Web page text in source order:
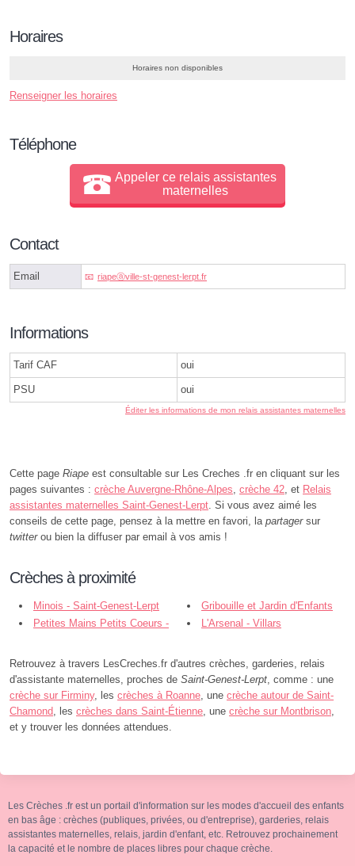
Horaires
Horaires non disponibles
Renseigner les horaires
Téléphone
Appeler ce relais assistantes
maternelles
Contact
Email riapeⓐville-st-genest-lerpt.fr
Informations
Tarif CAF oui
PSU oui
Éditer les informations de mon relais assistantes maternelles
Cette page Riape est consultable sur Les Creches .fr en cliquant sur les
pages suivantes : crèche Auvergne-Rhône-Alpes, crèche 42, et Relais
assistantes maternelles Saint-Genest-Lerpt. Si vous avez aimé les
conseils de cette page, pensez à la mettre en favori, la partagersur
twitterou bien la diffuser par email à vos amis !
Crèches à proximité
Minois - Saint-Genest-Lerpt
Gribouille et Jardin d'Enfants
Fripouille - Roche-la-Molière
Petites Mains Petits Coeurs -
L'Arsenal - Villars
Retrouvez à travers LesCreches.fr d'autres crèches, garderies, relais
d'assistante maternelles, proches de Saint-Genest-Lerpt, comme : une
crèche sur Firminy, les crèches à Roanne, une crèche autour de Saint-
Chamond, les crèches dans Saint-Étienne, une crèche sur Montbrison,
et y trouver les données attendues.
Les Crèches .fr est un portail d'information sur les modes d'accueil des enfants
en bas âge : crèches (publiques, privées, ou d'entreprise), garderies, relais
assistantes maternelles, relais, jardin d'enfant, etc. Retrouvez prochainement
la capacité et le nombre de places libres pour chaque crèche.